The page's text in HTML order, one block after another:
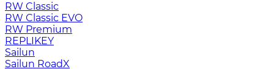
RW Classic
RW Classic EVO
RW Premium
RЕPLIKEY
Sailun
Sailun RoadX